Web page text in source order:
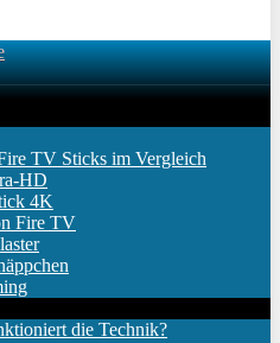
TV Sticks im Vergleich
HD
4K
Fire TV
die Technik?